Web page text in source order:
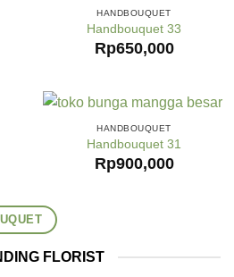
HANDBOUQUET
Handbouquet 33
Rp650,000
HANDBOUQUET
Handbouquet 31
Rp900,000
FLORIST